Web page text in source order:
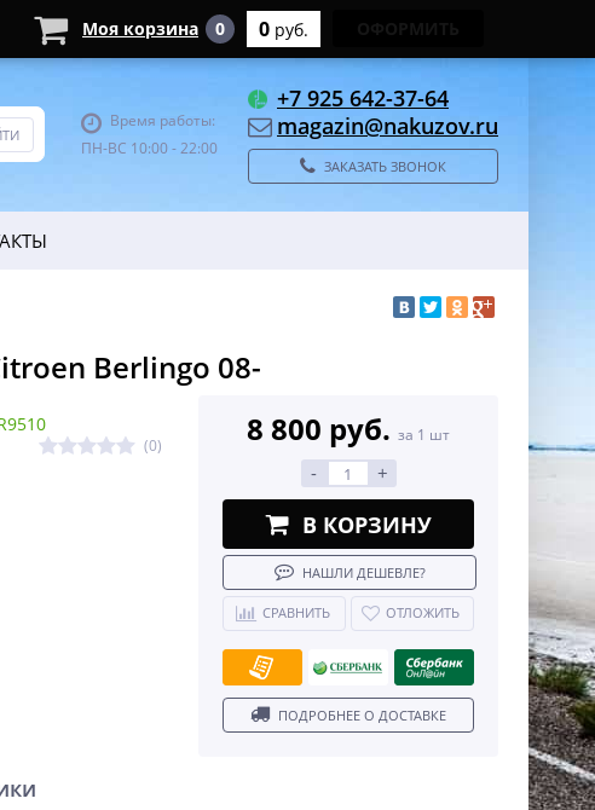
Время работы:
ПН-ВС 10:00 - 22:00
+7 925 642-37-64
magazin@nakuzov.ru
ЗАКАЗАТЬ ЗВОНОК
Berlingo 08-
(0) 8 800 руб. за 1 шт
- +
В КОРЗИНУ
НАШЛИ ДЕШЕВЛЕ?
СРАВНИТЬ ОТЛОЖИТЬ
ПОДРОБНЕЕ О ДОСТАВКЕ
Моя корзина 0 0 руб.